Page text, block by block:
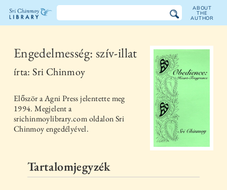
The
Sri
Chinmoy
Library
ABOUT
THE
AUTHOR
Engedelmesség: szív-illat
írta:Sri Chinmoy
Először aAgni Pressjelentette meg
1994. Megjelent a
srichinmoylibrary.com oldalon Sri
Chinmoy engedélyével.
Tartalomjegyzék